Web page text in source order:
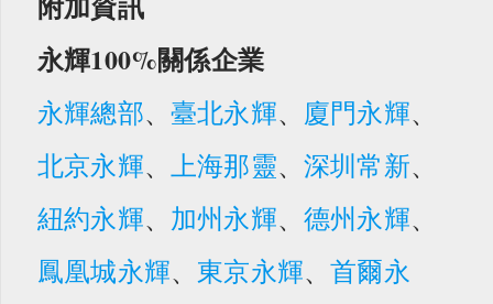
永輝100%關係企業
永輝總部、臺北永輝、 廈門永輝、
北京永輝、上海那靈、深圳常新、
紐約永輝、 加州永輝、德州永輝、
鳳凰城永輝、 東京永輝、首爾永